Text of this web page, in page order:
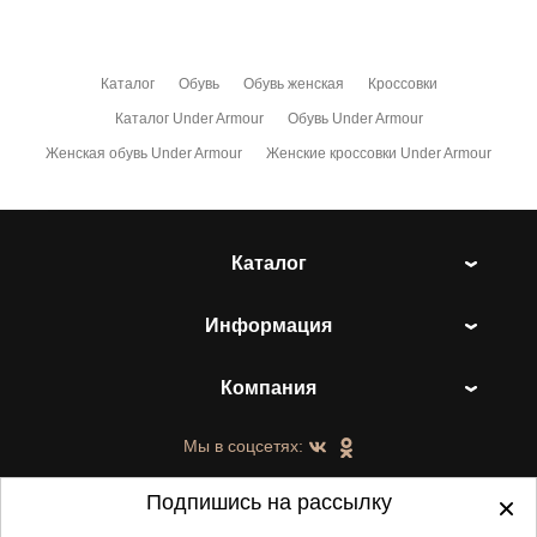
Каталог Обувь Обувь женская Кроссовки
Каталог Under Armour Обувь Under Armour
Женская обувь Under Armour Женские кроссовки Under Armour
Каталог
Информация
Компания
Мы в соцсетях:
Подпишись на рассылку